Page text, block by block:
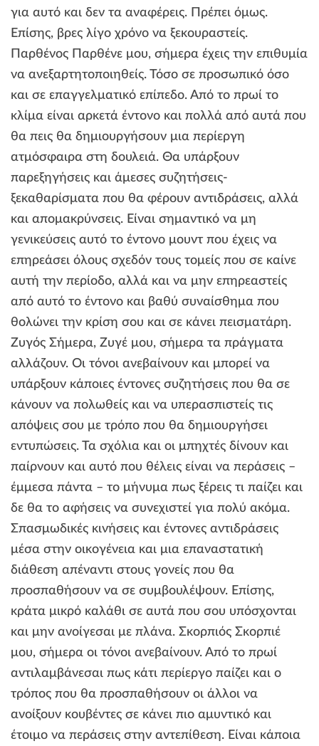
για αυτό και δεν τα αναφέρεις. Πρέπει όμως.
Επίσης, βρες λίγο χρόνο να ξεκουραστείς.
Παρθένος Παρθένε μου, σήμερα έχεις την επιθυμία
να ανεξαρτητοποιηθείς. Τόσο σε προσωπικό όσο
και σε επαγγελματικό επίπεδο. Από το πρωί το
κλίμα είναι αρκετά έντονο και πολλά από αυτά που
θα πεις θα δημιουργήσουν μια περίεργη
ατμόσφαιρα στη δουλειά. Θα υπάρξουν
παρεξηγήσεις και άμεσες συζητήσεις-
ξεκαθαρίσματα που θα φέρουν αντιδράσεις, αλλά
και απομακρύνσεις. Είναι σημαντικό να μη
γενικεύσεις αυτό το έντονο μουντ που έχεις να
επηρεάσει όλους σχεδόν τους τομείς που σε καίνε
αυτή την περίοδο, αλλά και να μην επηρεαστείς
από αυτό το έντονο και βαθύ συναίσθημα που
θολώνει την κρίση σου και σε κάνει πεισματάρη.
Ζυγός Σήμερα, Ζυγέ μου, σήμερα τα πράγματα
αλλάζουν. Οι τόνοι ανεβαίνουν και μπορεί να
υπάρξουν κάποιες έντονες συζητήσεις που θα σε
κάνουν να πολωθείς και να υπερασπιστείς τις
απόψεις σου με τρόπο που θα δημιουργήσει
εντυπώσεις. Τα σχόλια και οι μπηχτές δίνουν και
παίρνουν και αυτό που θέλεις είναι να περάσεις –
έμμεσα πάντα – το μήνυμα πως ξέρεις τι παίζει και
δε θα το αφήσεις να συνεχιστεί για πολύ ακόμα.
Σπασμωδικές κινήσεις και έντονες αντιδράσεις
μέσα στην οικογένεια και μια επαναστατική
διάθεση απέναντι στους γονείς που θα
προσπαθήσουν να σε συμβουλέψουν. Επίσης,
κράτα μικρό καλάθι σε αυτά που σου υπόσχονται
και μην ανοίγεσαι με πλάνα. Σκορπιός Σκορπιέ
μου, σήμερα οι τόνοι ανεβαίνουν. Από το πρωί
αντιλαμβάνεσαι πως κάτι περίεργο παίζει και ο
τρόπος που θα προσπαθήσουν οι άλλοι να
ανοίξουν κουβέντες σε κάνει πιο αμυντικό και
έτοιμο να περάσεις στην αντεπίθεση. Είναι κάποια